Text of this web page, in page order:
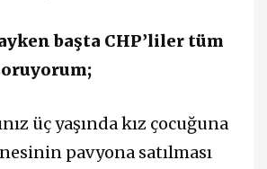
başta CHP’liler tüm
üç yaşında kız çocuğuna
pavyona satılması